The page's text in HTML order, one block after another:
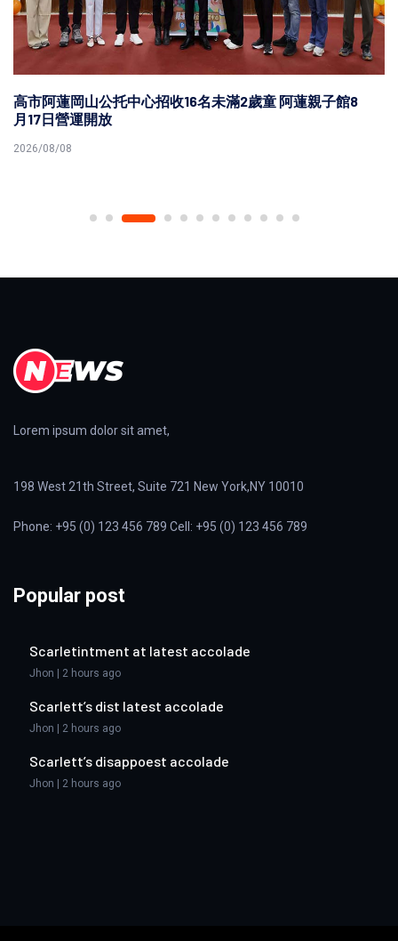
高市阿蓮岡山公托中心招收16名未滿2歲童 阿蓮親子館8
月17日營運開放
2026/08/08
Lorem ipsum dolor sit amet,
198 West 21th Street, Suite 721 New York,NY 10010
Phone: +95 (0) 123 456 789 Cell: +95 (0) 123 456 789
Popular post
Scarletintment at latest accolade
Jhon | 2 hours ago
Scarlett’s dist latest accolade
Jhon | 2 hours ago
Scarlett’s disappoest accolade
Jhon | 2 hours ago